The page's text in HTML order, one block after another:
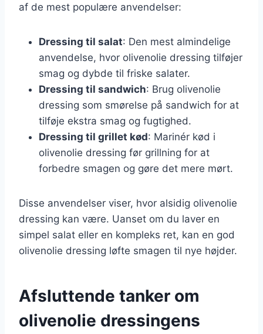
af de mest populære anvendelser:
Dressing til salat: Den mest almindelige
anvendelse, hvor olivenolie dressing tilføjer
smag og dybde til friske salater.
Dressing til sandwich: Brug olivenolie
dressing som smørelse på sandwich for at
tilføje ekstra smag og fugtighed.
Dressing til grillet kød: Marinér kød i
olivenolie dressing før grillning for at
forbedre smagen og gøre det mere mørt.
Disse anvendelser viser, hvor alsidig olivenolie
dressing kan være. Uanset om du laver en
simpel salat eller en kompleks ret, kan en god
olivenolie dressing løfte smagen til nye højder.
Afsluttende tanker om
olivenolie dressingens